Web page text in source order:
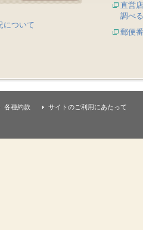
について
直営
調べる
郵便
各種約款 サイトのご利用にあたって